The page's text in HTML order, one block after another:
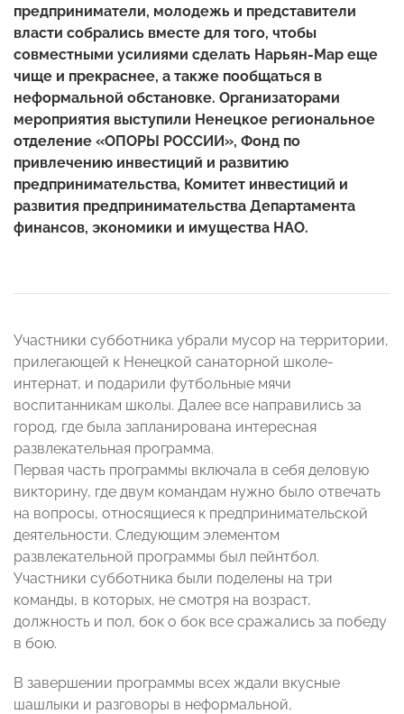
предприниматели, молодежь и представители
власти собрались вместе для того, чтобы
совместными усилиями сделать Нарьян-Мар еще
чище и прекраснее, а также пообщаться в
неформальной обстановке. Организаторами
мероприятия выступили Ненецкое региональное
отделение «ОПОРЫ РОССИИ», Фонд по
привлечению инвестиций и развитию
предпринимательства, Комитет инвестиций и
развития предпринимательства Департамента
финансов, экономики и имущества НАО.
Участники субботника убрали мусор на территории,
прилегающей к Ненецкой санаторной школе-
интернат, и подарили футбольные мячи
воспитанникам школы. Далее все направились за
город, где была запланирована интересная
развлекательная программа.
Первая часть программы включала в себя деловую
викторину, где двум командам нужно было отвечать
на вопросы, относящиеся к предпринимательской
деятельности. Следующим элементом
развлекательной программы был пейнтбол.
Участники субботника были поделены на три
команды, в которых, не смотря на возраст,
должность и пол, бок о бок все сражались за победу
в бою.
В завершении программы всех ждали вкусные
шашлыки и разговоры в неформальной,